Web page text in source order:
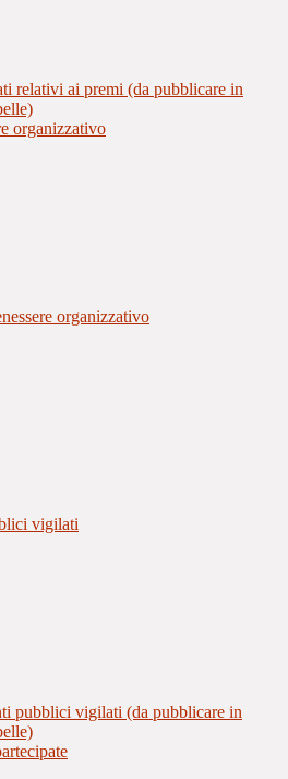
relativi ai premi (da pubblicare in
organizzativo
organizzativo
vigilati
pubblici vigilati (da pubblicare in